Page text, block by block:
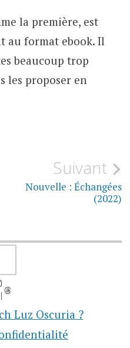
la première, est
au format ebook. Il
beaucoup trop
les proposer en
Suivant
Nouvelle : Échangées
(2022)
Threads
Luz Oscuria ?